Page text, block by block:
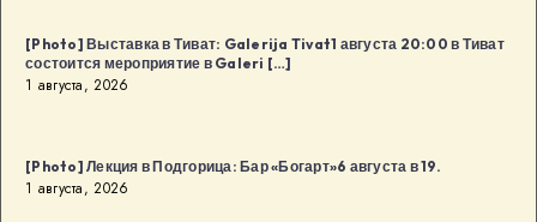
[Photo] Выставка в Тиват: Galerija Tivat1 августа 20:00 в Тиват
состоится мероприятие в Galeri […]
1 августа, 2026
[Photo] Лекция в Подгорица: Бар «Богарт»6 августа в 19.
1 августа, 2026